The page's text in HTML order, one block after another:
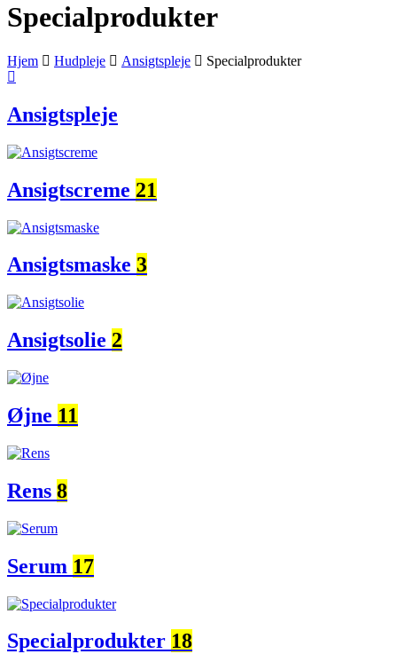
Specialprodukter
Hjem Hudpleje Ansigtspleje Specialprodukter
Ansigtspleje
Ansigtscreme 21
Ansigtsmaske 3
Ansigtsolie 2
Øjne 11
Rens 8
Serum 17
Specialprodukter 18